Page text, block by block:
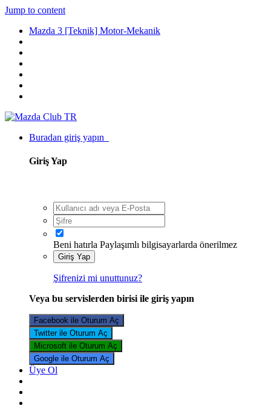
Jump to content
Mazda 3 [Teknik] Motor-Mekanik
Buradan giriş yapın
Giriş Yap
Beni hatırla Paylaşımlı bilgisayarlarda önerilmez
Giriş Yap
Şifrenizi mi unuttunuz?
Veya bu servislerden birisi ile giriş yapın
Facebook ile Oturum Aç
Twitter ile Oturum Aç
Microsoft ile Oturum Aç
Google ile Oturum Aç
Üye Ol